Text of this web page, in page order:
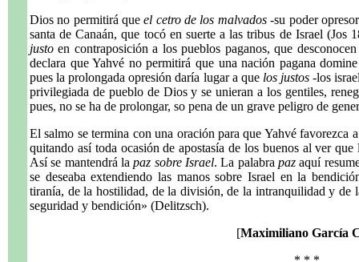
Dios no permitirá queel cetro de los malvados-su poder
santa de Canaán, que tocó en suerte a las tribus de Israel
justo en contraposición a los pueblos paganos, que
declara que Yahvé no permitirá que una nación pagana
pues la prolongada opresión daría lugar a que los justos -los
privilegiada de pueblo de Dios y se unieran a los gentiles,
pues, no se ha de prolongar, so pena de un grave peligro de
El salmo se termina con una oración para que Yahvé favorezca
quitando así toda ocasión de apostasía de los buenos al ver
Así se mantendrá lapaz sobre Israel. La palabrapaz aquí
se deseaba extendiendo las manos sobre Israel en la
tiranía, de la hostilidad, de la división, de la intranquilidad y de
seguridad y bendición» (Delitzsch).
[Maximiliano García